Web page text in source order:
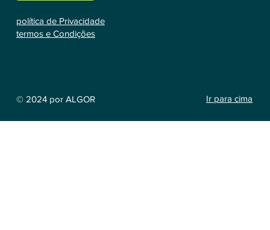
política de Privacidade
termos e Condições
© 2024 por ALGOR Ir para cima